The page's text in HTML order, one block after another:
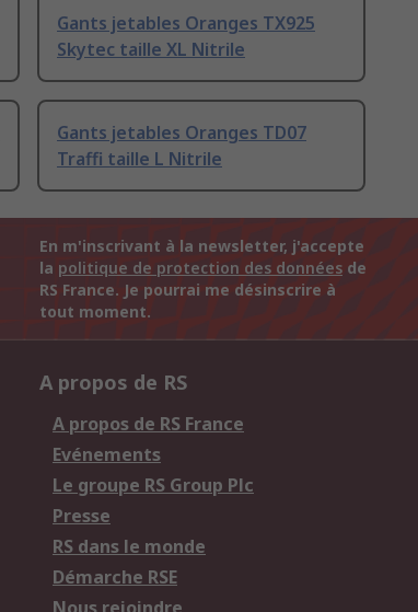
Gants jetables Oranges TX925
Skytec taille XL Nitrile
Gants jetables Oranges TD07
Traffi taille L Nitrile
En m'inscrivant à la newsletter, j'accepte
la politique de protection des données de
RS France. Je pourrai me désinscrire à
tout moment.
A propos de RS
A propos de RS France
Evénements
Le groupe RS Group Plc
Presse
RS dans le monde
Démarche RSE